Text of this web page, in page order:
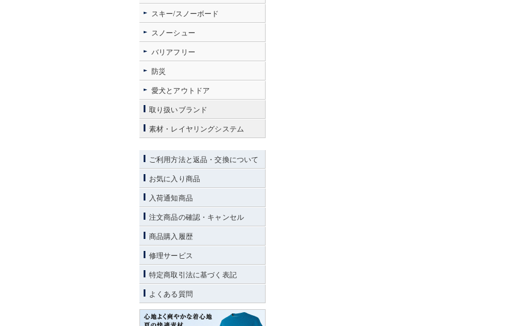
スキー/スノーボード
スノーシュー
バリアフリー
防災
愛犬とアウトドア
取り扱いブランド
素材・レイヤリングシステム
ご利用方法と返品・交換について
お気に入り商品
入荷通知商品
注文商品の確認・キャンセル
商品購入履歴
修理サービス
特定商取引法に基づく表記
よくある質問